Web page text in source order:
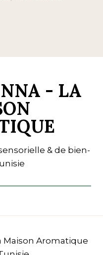
- LA
& de bien-
Maison Aromatique